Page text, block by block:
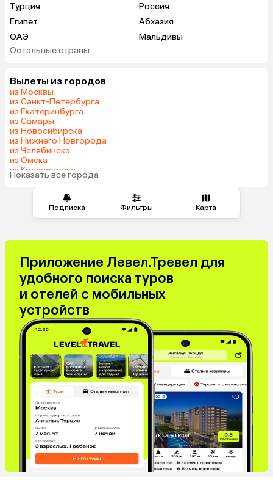
Подписка Фильтры Карта
Турция
Россия
Египет
Абхазия
ОАЭ
Мальдивы
Гонконг
Остальные страны
Вылеты из городов
из Москвы
из Санкт-Петербурга
из Екатеринбурга
из Самары
из Новосибирска
из Нижнего Новгорода
из Челябинска
из Омска
из Красноярска
из Волгограда
Показать все города
Приложение Левел.Тревел для
удобного поиска туров
и отелей с мобильных
устройств